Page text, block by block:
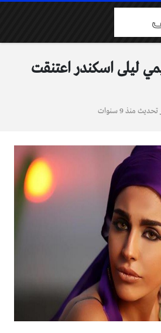
ليلى اسكندر اعتنقت
تحديث منذ 9 سنوات